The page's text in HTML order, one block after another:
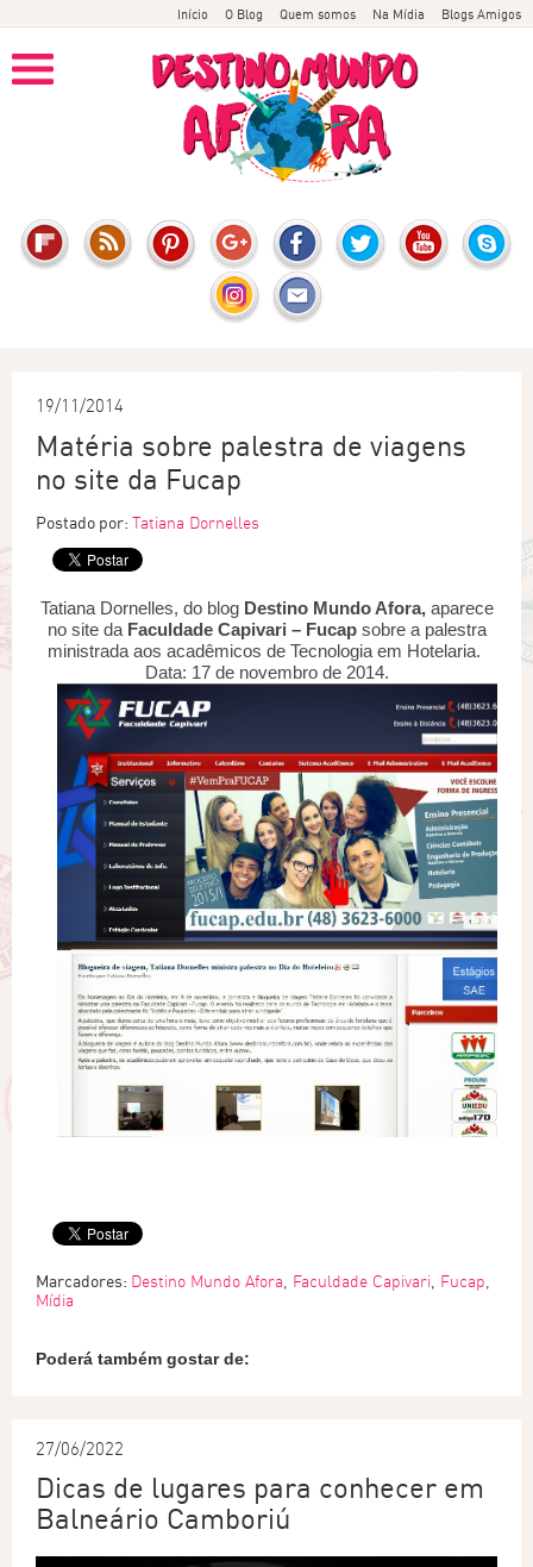
Início O Blog Quem somos Na Mídia Blogs Amigos
19/11/2014
Matéria sobre palestra de viagens
no site da Fucap
Postado por: Tatiana Dornelles
Tatiana Dornelles, do blog Destino Mundo Afora,aparece
no site daFaculdade Capivari – Fucap sobre a palestra
ministrada aos acadêmicos de Tecnologia em Hotelaria.
Data: 17 de novembro de 2014.
Marcadores: Destino Mundo Afora, Faculdade Capivari, Fucap,
Mídia
Poderá também gostar de:
27/06/2022
Dicas de lugares para conhecer em
Balneário Camboriú